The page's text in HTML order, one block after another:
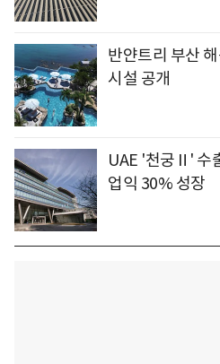
반얀트리 부산
시설 공개
UAE '천궁Ⅱ' 수
업익 30% 성장